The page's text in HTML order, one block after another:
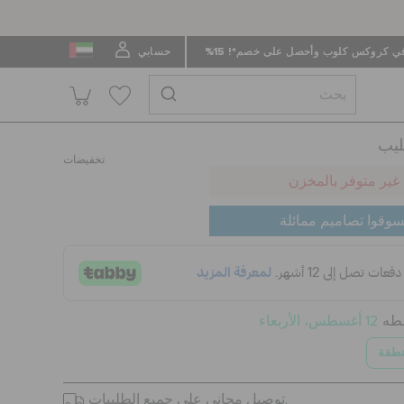
كروكس كلوب وأحصل على خصم*! 15% حسابي
تخفيضات
غير متوفر بالمخزن
تصاميم ممائلة
12 أغسطس، الأربعاء
توصيل مجاني على جميع الطلبيات.